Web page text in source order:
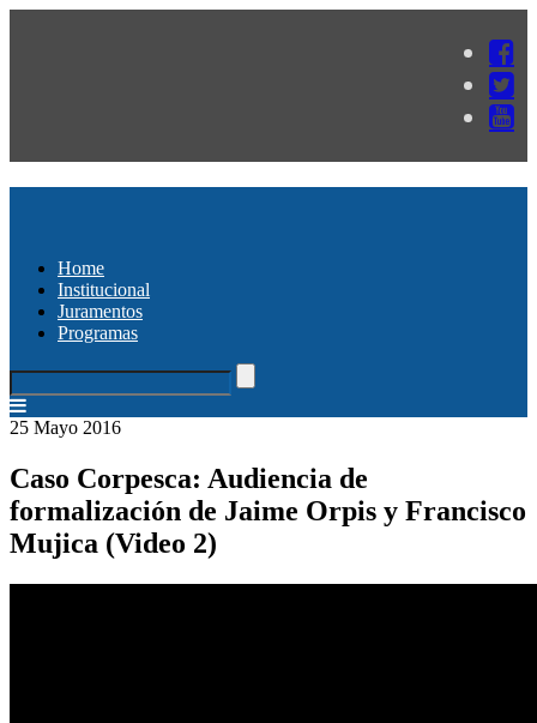
Home
Institucional
Juramentos
Programas
25 Mayo 2016
Caso Corpesca: Audiencia de
formalización de Jaime Orpis y Francisco
Mujica (Video 2)